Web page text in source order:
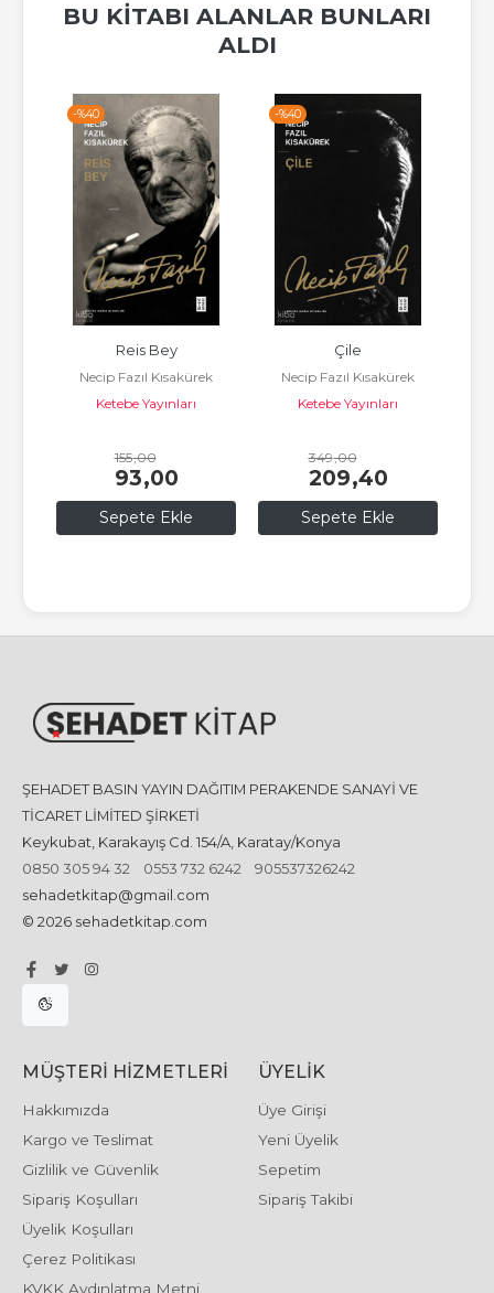
BU KITABI ALANLAR BUNLARI
ALDI
-%40
Sepete Ekle
Reis Bey
Necip Fazıl Kısakürek
Ketebe Yayınları
155,00
93,00
-%40
Sepete Ekle
Çile
Necip Fazıl Kısakürek
Ketebe Yayınları
349,00
209,40
ŞEHADET BASIN YAYIN DAĞITIM PERAKENDE SANAYİ VE
TİCARET LİMİTED ŞİRKETİ
Keykubat, Karakayış Cd. 154/A, Karatay/Konya
0850 305 94 32
0553 732 6242
905537326242
sehadetkitap@gmail.com
© 2026 sehadetkitap.com
MÜŞTERI HIZMETLERI
Hakkımızda
Kargo ve Teslimat
Gizlilik ve Güvenlik
Sipariş Koşulları
Üyelik Koşulları
Çerez Politikası
KVKK Aydınlatma Metni
ÜYELIK
Üye Girişi
Yeni Üyelik
Sepetim
Sipariş Takibi